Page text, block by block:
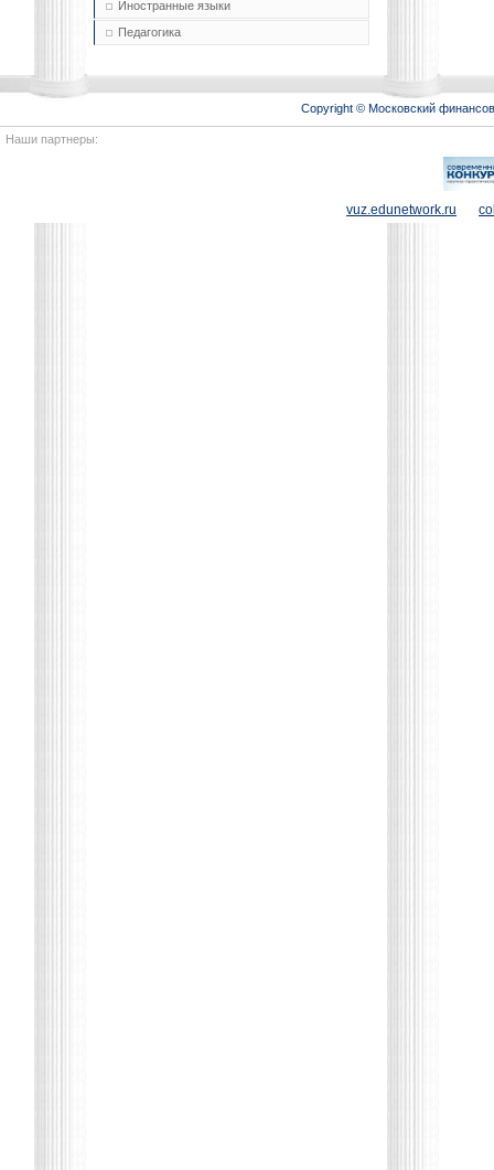
Иностранные языки
Педагогика
Copyright © Московский
Наши партнеры:
vuz.edunetwork.ru